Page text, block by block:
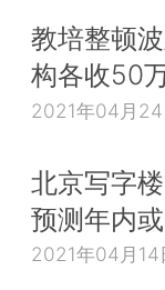
教培整顿
构各收50
2021年04月24
北京写字
预测年内
2021年04月14